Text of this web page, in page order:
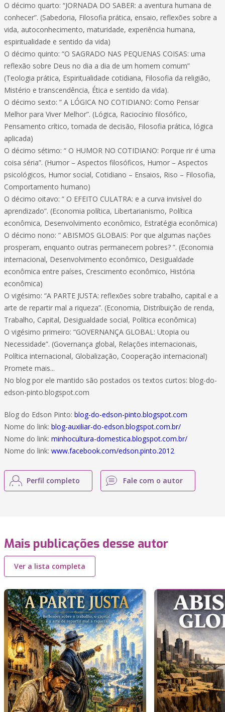
O décimo quarto: “JORNADA DO SABER: a aventura humana de
conhecer”. (Sabedoria, Filosofia prática, ensaio, reflexões sobre a
vida, autoconhecimento, maturidade, experiência humana,
espiritualidade e sentido da vida)
O décimo quinto: “O SAGRADO NAS PEQUENAS COISAS: uma
reflexão sobre Deus no dia a dia de um homem comum”
(Teologia prática, Espiritualidade cotidiana, Filosofia da religião,
Mistério e transcendência, Ética e sentido da vida).
O décimo sexto: “ A LÓGICA NO COTIDIANO: Como Pensar
Melhor para Viver Melhor”. (Lógica, Raciocínio filosófico,
Pensamento crítico, tomada de decisão, Filosofia prática, lógica
aplicada)
O décimo sétimo: “ O HUMOR NO COTIDIANO: Porque rir é uma
coisa séria”. (Humor – Aspectos filosóficos, Humor – Aspectos
psicológicos, Humor social, Cotidiano – Ensaios, Riso – Filosofia,
Comportamento humano)
O décimo oitavo: “ O EFEITO CULATRA: e a curva invisível do
aprendizado”. (Economia política, Libertarianismo, Política
econômica, Desenvolvimento econômico, Estratégia econômica)
O décimo nono: “ ABISMOS GLOBAIS: Por que algumas nações
prosperam, enquanto outras permanecem pobres? ”. (Economia
internacional, Desenvolvimento econômico, Desigualdade
econômica entre países, Crescimento econômico, História
econômica)
O vigésimo: “A PARTE JUSTA: reflexões sobre trabalho, capital e a
arte de repartir mal a riqueza”. (Economia, Distribuição de renda,
Trabalho, Capital, Desigualdade social, Política econômica)
O vigésimo primeiro: “GOVERNANÇA GLOBAL: Utopia ou
Necessidade”. (Governança global, Relações internacionais,
Política internacional, Globalização, Cooperação internacional)
Promete mais...
No blog por ele mantido são postados os textos curtos: blog-do-
edson-pinto.blogspot.com
Blog do Edson Pinto: blog-do-edson-pinto.blogspot.com
Nome do link: blog-auxiliar-do-edson.blogspot.com.br/
Nome do link: minhocultura-domestica.blogspot.com.br/
Nome do link: www.facebook.com/edson.pinto.2012
Perfil completo Fale com o autor
Mais publicações desse autor
Ver a lista completa